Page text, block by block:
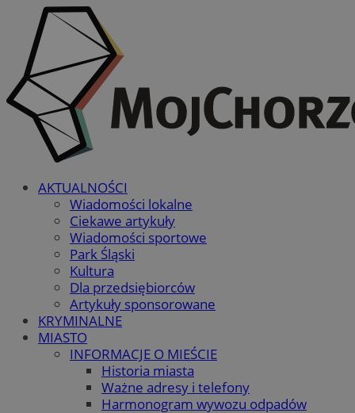
AKTUALNOŚCI
Wiadomości lokalne
Ciekawe artykuły
Wiadomości sportowe
Park Śląski
Kultura
Dla przedsiębiorców
Artykuły sponsorowane
KRYMINALNE
MIASTO
INFORMACJE O MIEŚCIE
Historia miasta
Ważne adresy i telefony
Harmonogram wywozu odpadów